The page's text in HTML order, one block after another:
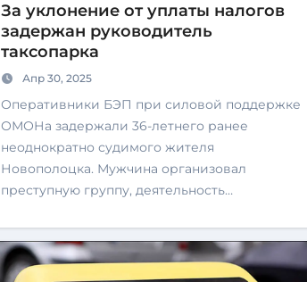
За уклонение от уплаты налогов
задержан руководитель
таксопарка
Апр 30, 2025
Оперативники БЭП при силовой поддержке
ОМОНа задержали 36-летнего ранее
неоднократно судимого жителя
Новополоцка. Мужчина организовал
преступную группу, деятельность…